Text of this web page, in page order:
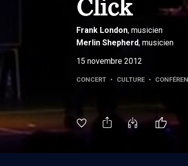
Click
Frank London, musicien
Merlin Shepherd, musicien
15 novembre 2012
CONCERT • CULTURE •